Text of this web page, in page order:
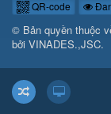
QR-code
© Bản quyền thuộc
bởi VINADES.,JSC.